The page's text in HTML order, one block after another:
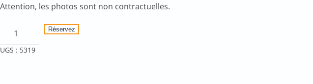
quantité
Lampe
Réservez
UGS : 5319